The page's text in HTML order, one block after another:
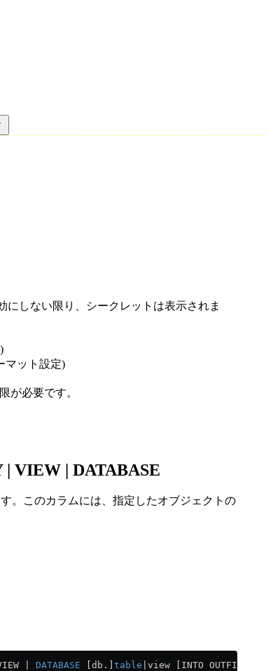
にしない限り、シークレットは表示されま
マット設定)
が必要です。
VIEW | DATABASE
。このカラムには、指定したオブジェクトの
| DATABASE [db.] table |view [INTO OUTFILE